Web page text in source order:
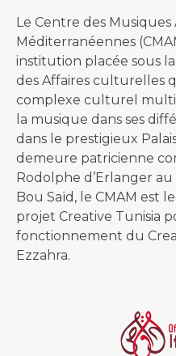
Le Centre des Musiques
Méditerranéennes
institution placée sous
des Affaires culturelles
complexe culturel
la musique dans ses
dans le prestigieux
demeure patricienne
Rodolphe d’Erlanger
Bou Saïd, le CMAM est
projet Creative Tunisia
fonctionnement du
Ezzahra.